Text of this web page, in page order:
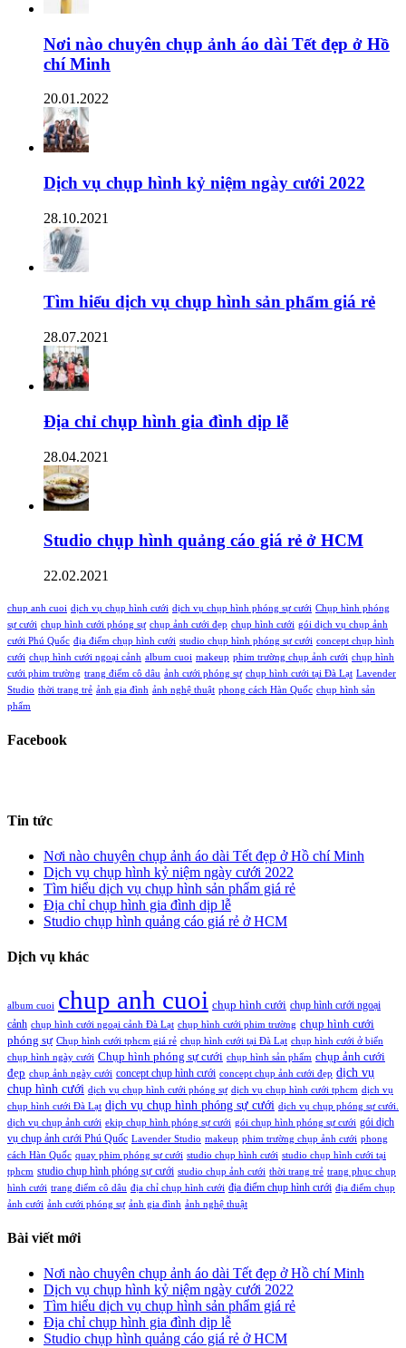
Nơi nào chuyên chụp ảnh áo dài Tết đẹp ở Hồ
chí Minh
20.01.2022
Dịch vụ chụp hình kỷ niệm ngày cưới 2022
28.10.2021
Tìm hiểu dịch vụ chụp hình sản phẩm giá rẻ
28.07.2021
Địa chỉ chụp hình gia đình dịp lễ
28.04.2021
Studio chụp hình quảng cáo giá rẻ ở HCM
22.02.2021
chup anh cuoi dịch vụ chụp hình cưới dịch vụ chụp hình phóng sự cưới Chụp hình phóng
sự cưới chụp hình cưới phóng sự chụp ảnh cưới đẹp chụp hình cưới gói dịch vụ chụp ảnh
cưới Phú Quốc địa điểm chụp hình cưới studio chụp hình phóng sự cưới concept chụp hình
cưới chụp hình cưới ngoại cảnh album cuoi makeup phim trường chụp ảnh cưới chụp hình
cưới phim trường trang điểm cô dâu ảnh cưới phóng sự chụp hình cưới tại Đà Lạt Lavender
Studio thời trang trẻ ảnh gia đình ảnh nghệ thuật phong cách Hàn Quốc chụp hình sản
phẩm
Facebook
Tin tức
Nơi nào chuyên chụp ảnh áo dài Tết đẹp ở Hồ chí Minh
Dịch vụ chụp hình kỷ niệm ngày cưới 2022
Tìm hiểu dịch vụ chụp hình sản phẩm giá rẻ
Địa chỉ chụp hình gia đình dịp lễ
Studio chụp hình quảng cáo giá rẻ ở HCM
Dịch vụ khác
album cuoi chup anh cuoi chụp hình cưới chụp hình cưới ngoại
cảnh chụp hình cưới ngoại cảnh Đà Lạt chụp hình cưới phim trường chụp hình cưới
phóng sự Chụp hình cưới tphcm giá rẻ chụp hình cưới tại Đà Lạt chụp hình cưới ở biển
chụp hình ngày cưới Chụp hình phóng sự cưới chụp hình sản phẩm chụp ảnh cưới
đẹp chụp ảnh ngày cưới concept chụp hình cưới concept chụp ảnh cưới đẹp dịch vụ
chụp hình cưới dịch vụ chụp hình cưới phóng sự dịch vụ chụp hình cưới tphcm dịch vụ
chụp hình cưới Đà Lạt dịch vụ chụp hình phóng sự cưới dịch vụ chụp phóng sự cưới.
dịch vụ chụp ảnh cưới ekip chụp hình phóng sự cưới gói chụp hình phóng sự cưới gói dịch
vụ chụp ảnh cưới Phú Quốc Lavender Studio makeup phim trường chụp ảnh cưới phong
cách Hàn Quốc quay phim phóng sự cưới studio chụp hình cưới studio chụp hình cưới tại
tphcm studio chụp hình phóng sự cưới studio chụp ảnh cưới thời trang trẻ trang phục chụp
hình cưới trang điểm cô dâu địa chỉ chụp hình cưới địa điểm chụp hình cưới địa điểm chụp
ảnh cưới ảnh cưới phóng sự ảnh gia đình ảnh nghệ thuật
Bài viết mới
Nơi nào chuyên chụp ảnh áo dài Tết đẹp ở Hồ chí Minh
Dịch vụ chụp hình kỷ niệm ngày cưới 2022
Tìm hiểu dịch vụ chụp hình sản phẩm giá rẻ
Địa chỉ chụp hình gia đình dịp lễ
Studio chụp hình quảng cáo giá rẻ ở HCM